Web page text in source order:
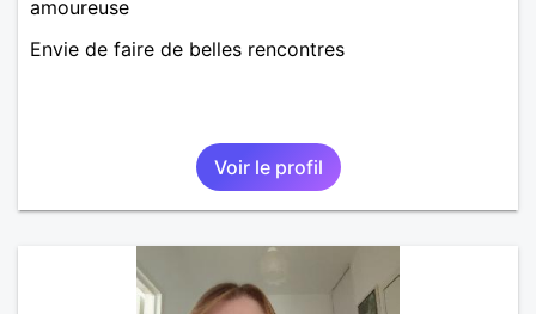
amoureuse
Envie de faire de belles rencontres
Voir le profil